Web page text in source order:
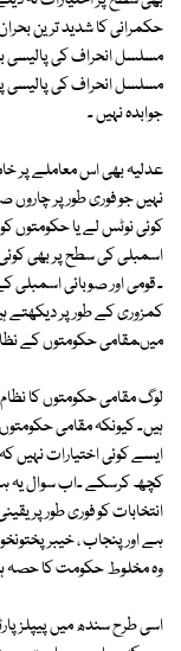
حکمرانی کا شدید ترین
مسلسل انحراف کی
مسلسل انحراف کی پالیسی
جوابدہ نہیں ۔
عدلیہ بھی اس معاملے پر
نہیں جو فوری طور پر
کوئی نوٹس لے یا حکومتوں
اسمبلی کی سطح پر بھی
۔ قومی اور صوبائی اسمبلی
کمزوری کے طور پر
میںمقامی حکومتوں کے
لوگ مقامی حکومتوں کا
ہیں۔ کیونکہ مقامی
ایسے کوئی اختیارات نہیں
کچھ کرسکے ۔اب سوال یہ
انتخابات کو فوری طور پر
ہے اور پنجاب ، خیبر
وہ مخلوط حکومت کا حصہ
اسی طرح سندھ میں پیپلز